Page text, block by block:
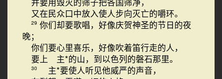
又在民众口中放入使人步向灭亡的嚼环。
29 你们却要歌唱，好像庆贺神圣的节日的夜
晚；
你们要心里喜乐，好像吹着笛行走的人，
要上 主*的山，到以色列的磐石那里。
30
主*要使人听见他威严的声音，